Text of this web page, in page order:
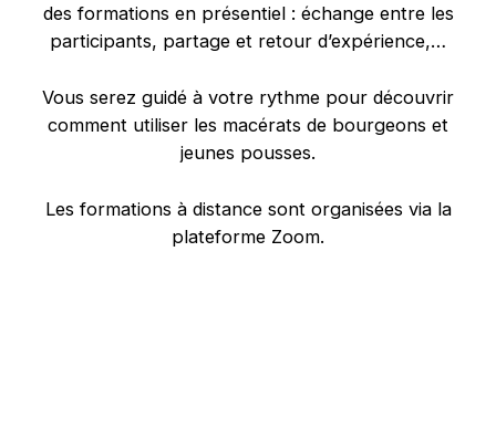
des formations en présentiel : échange entre les
participants, partage et retour d’expérience,…
Vous serez guidé à votre rythme pour découvrir
comment utiliser les macérats de bourgeons et
jeunes pousses.
Les formations à distance sont organisées via la
plateforme Zoom.